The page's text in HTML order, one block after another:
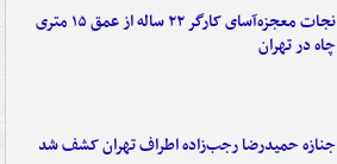
نجات معجزه‌آسای کارگر ۲۲ ساله از عمق ۱۵ متری
چاه در تهران
جنازه حمیدرضا رجب‌زاده اطراف تهران کشف شد